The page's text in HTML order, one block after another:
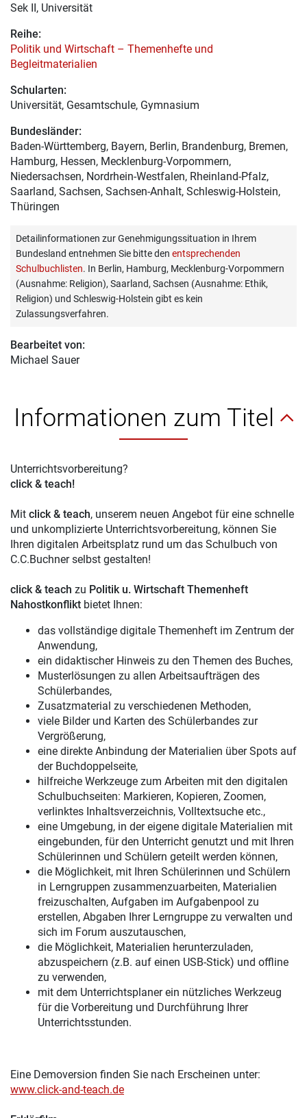
Sek II, Universität
Reihe:
Politik und Wirtschaft – Themenhefte und
Begleitmaterialien
Schularten:
Universität, Gesamtschule, Gymnasium
Bundesländer:
Baden-Württemberg, Bayern, Berlin, Brandenburg, Bremen,
Hamburg, Hessen, Mecklenburg-Vorpommern,
Niedersachsen, Nordrhein-Westfalen, Rheinland-Pfalz,
Saarland, Sachsen, Sachsen-Anhalt, Schleswig-Holstein,
Thüringen
Detailinformationen zur Genehmigungssituation in Ihrem
Bundesland entnehmen Sie bitte den entsprechenden
Schulbuchlisten. In Berlin, Hamburg, Mecklenburg-Vorpommern
(Ausnahme: Religion), Saarland, Sachsen (Ausnahme: Ethik,
Religion) und Schleswig-Holstein gibt es kein
Zulassungsverfahren.
Bearbeitet von:
Michael Sauer
Informationen zum Titel
Unterrichtsvorbereitung?
click & teach!
Mit click & teach, unserem neuen Angebot für eine schnelle
und unkomplizierte Unterrichtsvorbereitung, können Sie
Ihren digitalen Arbeitsplatz rund um das Schulbuch von
C.C.Buchner selbst gestalten!
click & teach zu Politik u. Wirtschaft Themenheft
Nahostkonflikt bietet Ihnen:
das vollständige digitale Themenheft im Zentrum der
Anwendung,
ein didaktischer Hinweis zu den Themen des Buches,
Musterlösungen zu allen Arbeitsaufträgen des
Schülerbandes,
Zusatzmaterial zu verschiedenen Methoden,
viele Bilder und Karten des Schülerbandes zur
Vergrößerung,
eine direkte Anbindung der Materialien über Spots auf
der Buchdoppelseite,
hilfreiche Werkzeuge zum Arbeiten mit den digitalen
Schulbuchseiten: Markieren, Kopieren, Zoomen,
verlinktes Inhaltsverzeichnis, Volltextsuche etc.,
eine Umgebung, in der eigene digitale Materialien mit
eingebunden, für den Unterricht genutzt und mit Ihren
Schülerinnen und Schülern geteilt werden können,
die Möglichkeit, mit Ihren Schülerinnen und Schülern
in Lerngruppen zusammenzuarbeiten, Materialien
freizuschalten, Aufgaben im Aufgabenpool zu
erstellen, Abgaben Ihrer Lerngruppe zu verwalten und
sich im Forum auszutauschen,
die Möglichkeit, Materialien herunterzuladen,
abzuspeichern (z.B. auf einen USB-Stick) und offline
zu verwenden,
mit dem Unterrichtsplaner ein nützliches Werkzeug
für die Vorbereitung und Durchführung Ihrer
Unterrichtsstunden.
Eine Demoversion finden Sie nach Erscheinen unter:
www.click-and-teach.de